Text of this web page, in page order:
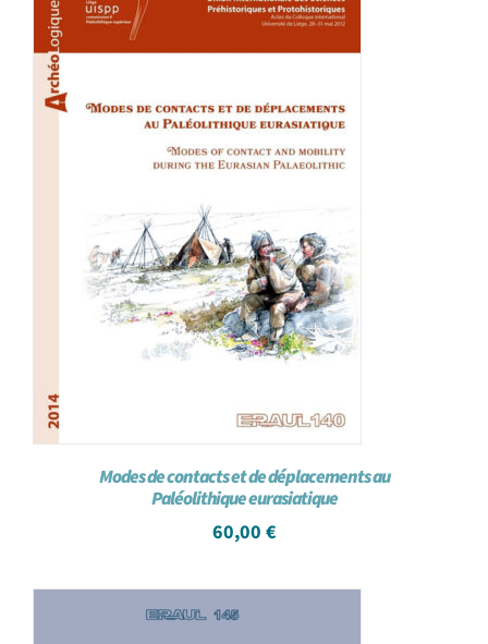
Achat en ligne
Panier WooCommerce
Modes de contacts et de déplacements au
Paléolithique eurasiatique
60,00 €